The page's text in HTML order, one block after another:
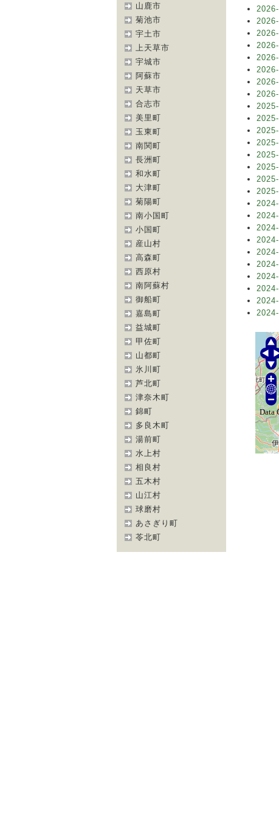
山鹿市
菊池市
宇土市
上天草市
宇城市
阿蘇市
天草市
合志市
美里町
玉東町
南関町
長洲町
和水町
大津町
菊陽町
南小国町
小国町
産山村
高森町
西原村
南阿蘇村
御船町
嘉島町
益城町
甲佐町
山都町
氷川町
芦北町
津奈木町
錦町
多良木町
湯前町
水上村
相良村
五木村
山江村
球磨村
あさぎり町
苓北町